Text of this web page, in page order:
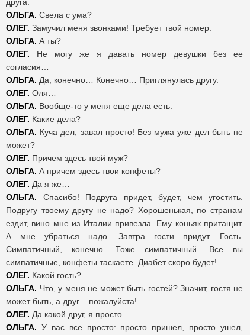
ОЛЬГА. Свела с ума?
ОЛЕГ. Замучил меня звонками! Требует твой номер.
ОЛЬГА. А ты?
ОЛЕГ. Не могу же я давать номер девушки без ее
согласия…
ОЛЬГА. Да, конечно…
Конечно… Приглянулась другу.
ОЛЕГ. Оля…
ОЛЬГА. Вообще-то у меня еще дела есть.
ОЛЕГ. Какие дела?
ОЛЬГА. Куча дел, завал просто! Без мужа уже дел быть не
может?
ОЛЕГ. Причем здесь твой муж?
ОЛЬГА. А причем здесь твои конфеты?
ОЛЕГ. Да я же…
ОЛЬГА. Спасибо! Подруга придет, будет, чем угостить.
Подругу твоему другу не надо? Хорошенькая, по странам
ездит, вино мне из Италии привезла. Ему коньяк притащит.
А мне убраться надо. Завтра гости придут. Гость.
Симпатичный, конечно. Тоже симпатичный. Все вы
симпатичные, конфеты таскаете. Диабет скоро будет!
ОЛЕГ. Какой гость?
ОЛЬГА. Что, у меня не может быть гостей? Значит, гостя не
может быть, а друг – пожалуйста!
ОЛЕГ. Да какой друг, я просто…
ОЛЬГА. У вас все просто: просто пришел, просто ушел,